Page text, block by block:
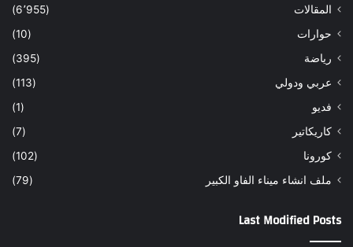
المقالات
(6٬955)
حوارات
(10)
رياضة
(395)
عربي ودولي
(113)
فديو
(1)
كاريكاتير
(7)
كورونا
(102)
ملف انشاء ميناء الفاو الكبير
(79)
Last Modified Posts